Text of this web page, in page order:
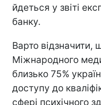
йдеться у звіті
банку.
Варто відзначити,
Міжнародного
близько 75%
доступу до
сфері психічного